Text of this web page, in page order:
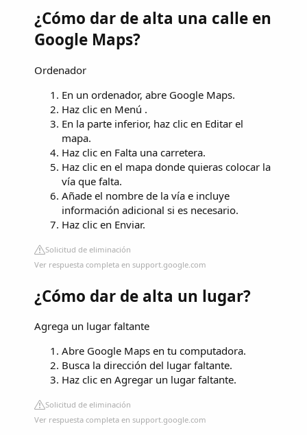
¿Cómo dar de alta una calle en
Google Maps?
Ordenador
En un ordenador, abre Google Maps.
Haz clic en Menú .
En la parte inferior, haz clic en Editar el
mapa.
Haz clic en Falta una carretera.
Haz clic en el mapa donde quieras colocar la
vía que falta.
Añade el nombre de la vía e incluye
información adicional si es necesario.
Haz clic en Enviar.
Solicitud de eliminación
Ver respuesta completa en support.google.com
¿Cómo dar de alta un lugar?
Agrega un lugar faltante
Abre Google Maps en tu computadora.
Busca la dirección del lugar faltante.
Haz clic en Agregar un lugar faltante.
Solicitud de eliminación
Ver respuesta completa en support.google.com